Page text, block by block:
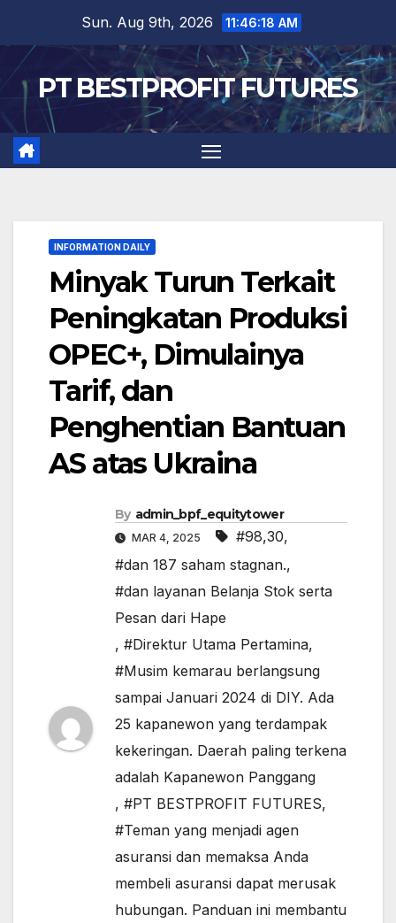
content
Sun. Aug 9th, 2026 11:46:19 AM
PT BESTPROFIT FUTURES
INFORMATION DAILY
Minyak Turun Terkait
Peningkatan Produksi
OPEC+, Dimulainya
Tarif, dan
Penghentian Bantuan
AS atas Ukraina
By admin_bpf_equitytower
MAR 4, 2025 #98,30,
#dan 187 saham stagnan.,
#dan layanan Belanja Stok serta
Pesan dari Hape
, #Direktur Utama Pertamina,
#Musim kemarau berlangsung
sampai Januari 2024 di DIY. Ada
25 kapanewon yang terdampak
kekeringan. Daerah paling terkena
adalah Kapanewon Panggang
, #PT BESTPROFIT FUTURES,
#Teman yang menjadi agen
asuransi dan memaksa Anda
membeli asuransi dapat merusak
hubungan. Panduan ini membantu